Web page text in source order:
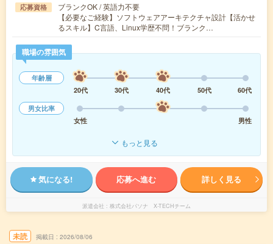
応募資格
ブランクOK / 英語力不要
【必要なご経験】ソフトウェアアーキテクチャ設計【活かせ
るスキル】C言語、Linux学歴不問！ブランク…
職場の雰囲気
年齢層
20代
30代 40代 50代
60代
男女比率
女性
男性
もっと見る
気になる! 応募へ進む 詳しく見る
派遣会社 株式会社パソナ X-TECHチーム
未読 掲載日 2026/08/06